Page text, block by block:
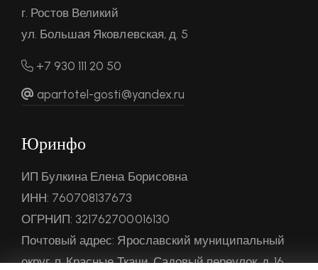
г. Ростов Великий
ул. Большая Яковлевская, д. 5
+7 930 111 20 50
apartotel-gosti@yandex.ru
Юринфо
ИП Булкина Елена Борисовна
ИНН: 760708137673
ОГРНИП: 321762700016130
Почтовый адрес: Ярославский муниципальный
округ, п. Красные Ткачи, Садовый переулок, д. 16